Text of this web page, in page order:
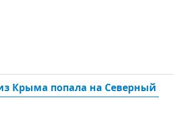
Крыма попала на Северный